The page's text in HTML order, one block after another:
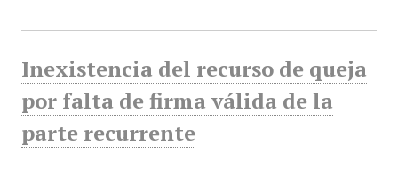
Inexistencia del recurso de queja
por falta de firma válida de la
parte recurrente